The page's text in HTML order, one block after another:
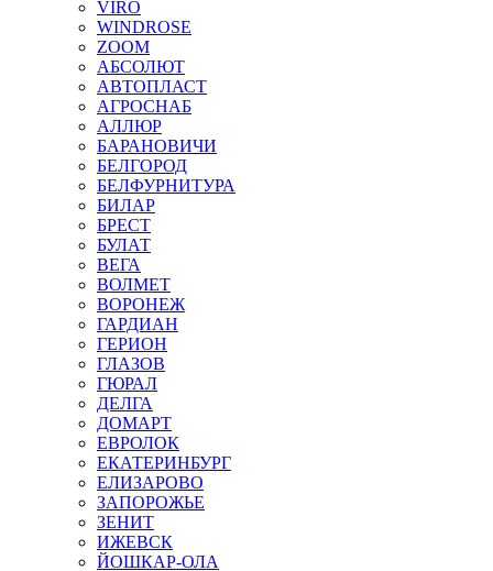
VIRO
WINDROSE
ZOOM
АБСОЛЮТ
АВТОПЛАСТ
АГРОСНАБ
АЛЛЮР
БАРАНОВИЧИ
БЕЛГОРОД
БЕЛФУРНИТУРА
БИЛАР
БРЕСТ
БУЛАТ
ВЕГА
ВОЛМЕТ
ВОРОНЕЖ
ГАРДИАН
ГЕРИОН
ГЛАЗОВ
ГЮРАЛ
ДЕЛГА
ДОМАРТ
ЕВРОЛОК
ЕКАТЕРИНБУРГ
ЕЛИЗАРОВО
ЗАПОРОЖЬЕ
ЗЕНИТ
ИЖЕВСК
ЙОШКАР-ОЛА